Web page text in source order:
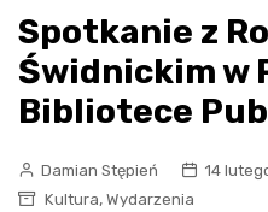
Spotkanie z
Świdnickim w
Bibliotece
Damian Stępień
14
Kultura, Wydarzenia